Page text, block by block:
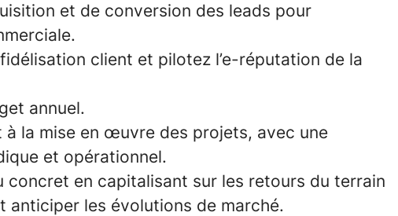
et de conversion des leads pour
client et pilotez l’e-réputation de la
annuel.
la mise en œuvre des projets, avec une
et opérationnel.
concret en capitalisant sur les retours du terrain
anticiper les évolutions de marché.